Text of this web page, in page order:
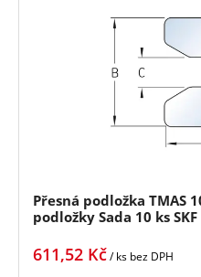
Přesná podložka TMAS
podložky Sada 10 ks SKF
611,52 Kč/ ks bez DPH